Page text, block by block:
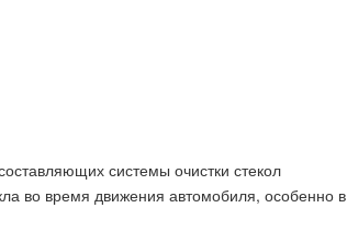
системы очистки стекол
во время движения автомобиля, особенно в